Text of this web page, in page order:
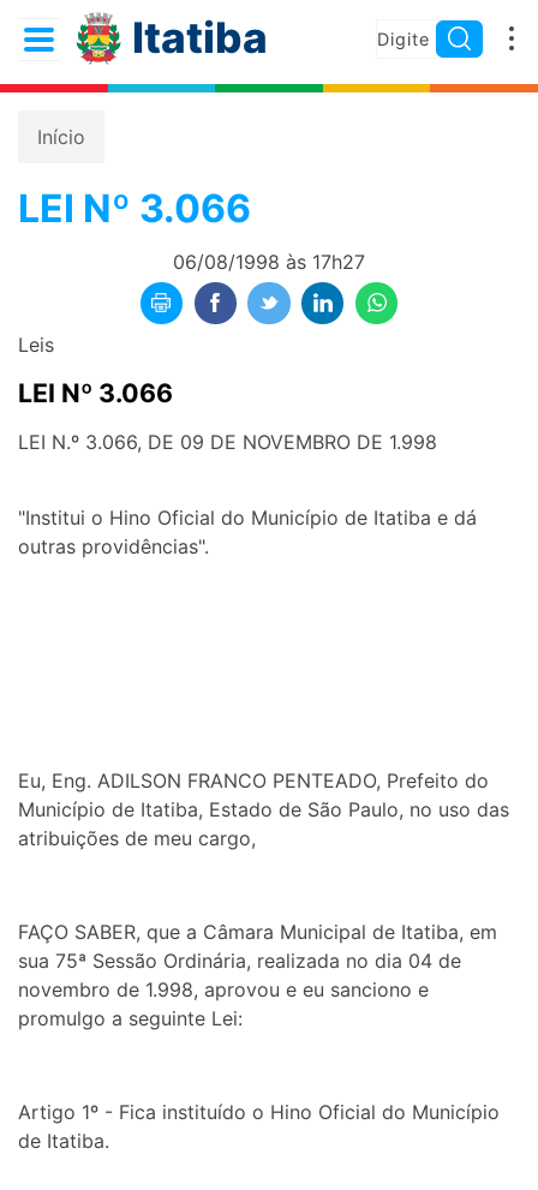
Itatiba
Início
LEI Nº 3.066
06/08/1998 às 17h27
Leis
LEI Nº 3.066
LEI N.º 3.066, DE 09 DE NOVEMBRO DE 1.998
"Institui o Hino Oficial do Município de Itatiba e dá
outras providências".
Eu, Eng. ADILSON FRANCO PENTEADO, Prefeito do
Município de Itatiba, Estado de São Paulo, no uso das
atribuições de meu cargo,
FAÇO SABER, que a Câmara Municipal de Itatiba, em
sua 75ª Sessão Ordinária, realizada no dia 04 de
novembro de 1.998, aprovou e eu sanciono e
promulgo a seguinte Lei:
Artigo 1º - Fica instituído o Hino Oficial do Município
de Itatiba.